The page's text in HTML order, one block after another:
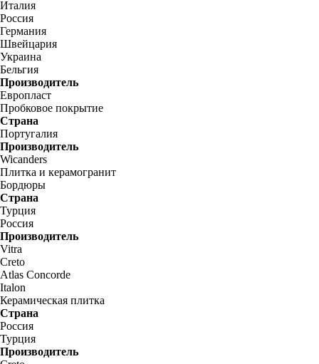
Италия
Россия
Германия
Швейцария
Украина
Бельгия
Производитель
Европласт
Пробковое покрытие
Страна
Португалия
Производитель
Wicanders
Плитка и керамогранит
Бордюры
Страна
Турция
Россия
Производитель
Vitra
Creto
Atlas Concorde
Italon
Керамическая плитка
Страна
Россия
Турция
Производитель